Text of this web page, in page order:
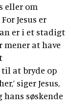
eller om
Jesus er
er i et stadigt
mener at have
at bryde op
siger Jesus,
søskende